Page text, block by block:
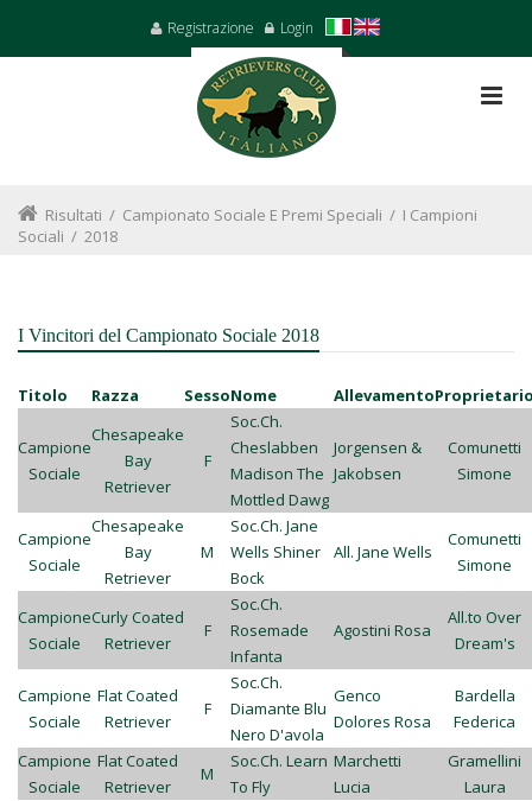
Registrazione Login
Risultati / Campionato Sociale E Premi Speciali / I Campioni
Sociali / 2018
I Vincitori del Campionato Sociale 2018
Titolo Razza SessoNome Allevamento
Campione
Sociale
Chesapeake
Bay
Retriever
F
Soc.Ch.
Cheslabben
Madison The
Mottled Dawg
Jorgensen &
Jakobsen
Comunetti
Simone
Campione
Sociale
Chesapeake
Bay
Retriever
M
Soc.Ch. Jane
Wells Shiner
Bock
All. Jane Wells
Comunetti
Simone
Campione
Sociale
Curly Coated
Retriever
F
Soc.Ch.
Rosemade
Infanta
Agostini Rosa
All.to Over
Dream's
Campione
Sociale
Flat Coated
Retriever
F
Soc.Ch.
Diamante Blu
Nero D'avola
Genco
Dolores Rosa
Bardella
Federica
Campione
Sociale
Flat Coated
Retriever
M
Soc.Ch. Learn
To Fly
Marchetti
Lucia
Gramellini
Laura